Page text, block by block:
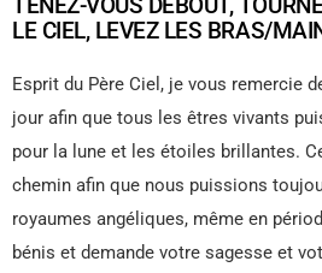
LE CIEL, LEVEZ LES BRAS/
Esprit du Père Ciel, je vous remercie
jour afin que tous les êtres vivants
pour la lune et les étoiles brillantes.
chemin afin que nous puissions
royaumes angéliques, même en
bénis et demande votre sagesse et